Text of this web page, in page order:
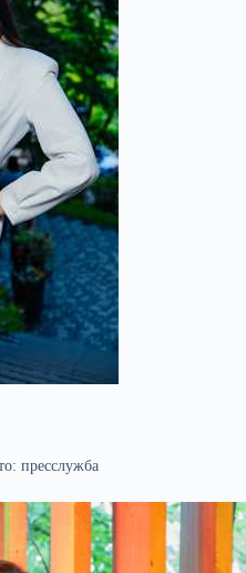
пресслужба